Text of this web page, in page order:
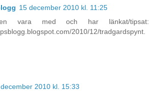
15 december 2010 kl. 11:25
vara med och har länkat/tipsat:
2010/12/tradgardspynt.
2010 kl. 15:33